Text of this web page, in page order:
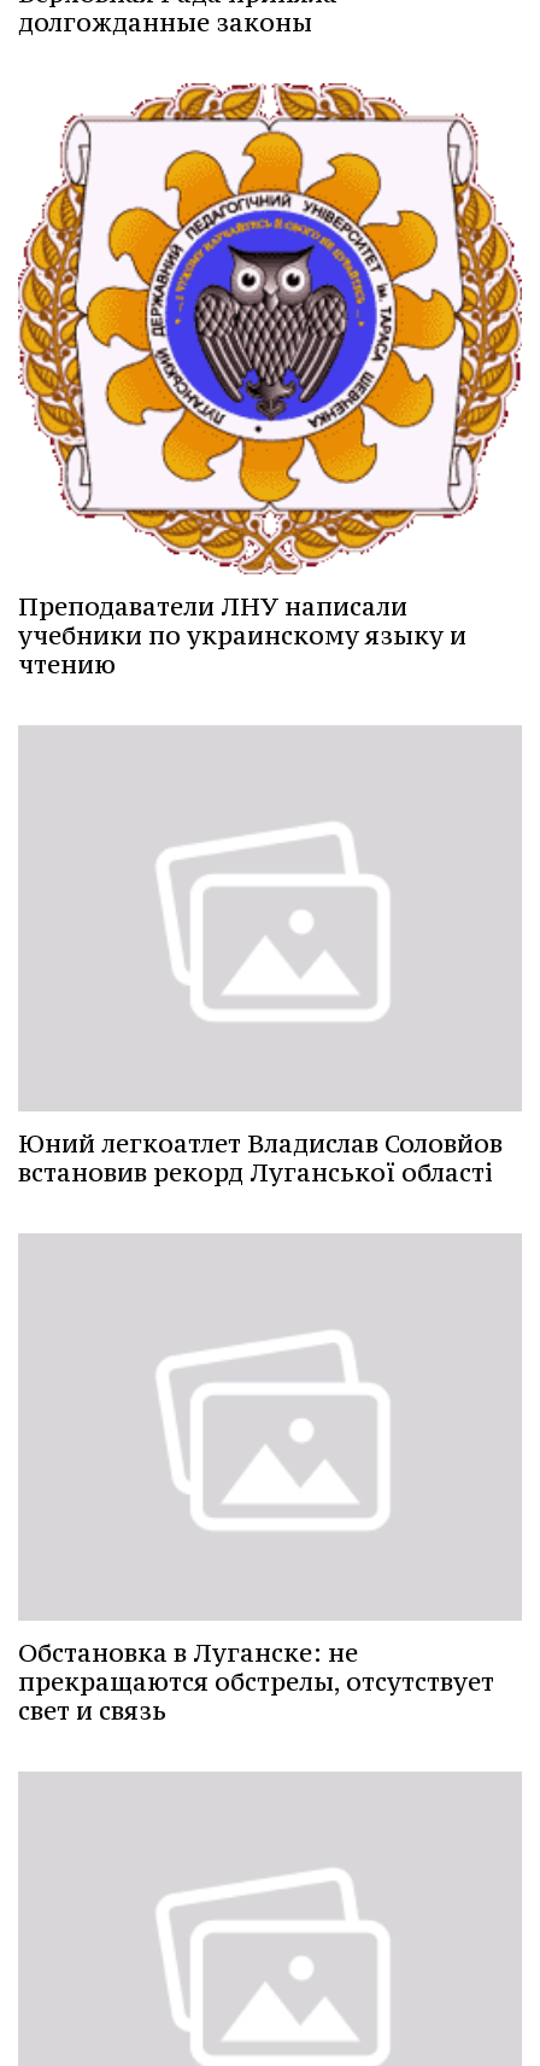
долгожданные законы
Преподаватели ЛНУ написали
учебники по украинскому языку и
чтению
Юний легкоатлет Владислав Соловйов
встановив рекорд Луганської області
Обстановка в Луганске: не
прекращаются обстрелы, отсутствует
свет и связь